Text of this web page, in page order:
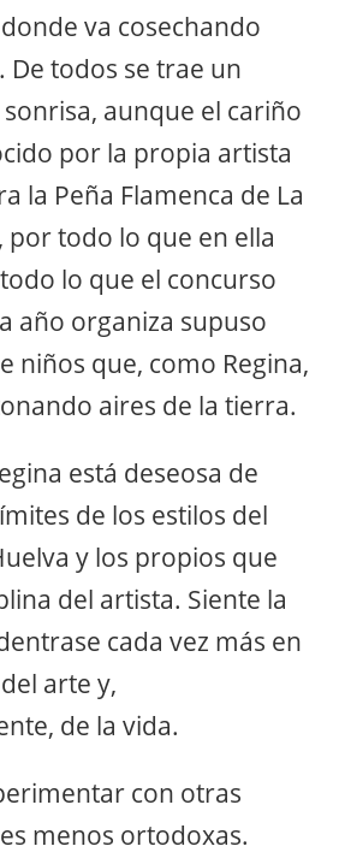
va cosechando
De todos se trae un
aunque el cariño
por la propia artista
la Peña Flamenca de La
por todo lo que en ella
lo que el concurso
año organiza supuso
niños que, como Regina,
aires de la tierra.
está deseosa de
de los estilos del
y los propios que
del artista. Siente la
cada vez más en
arte y,
de la vida.
con otras
menos ortodoxas.